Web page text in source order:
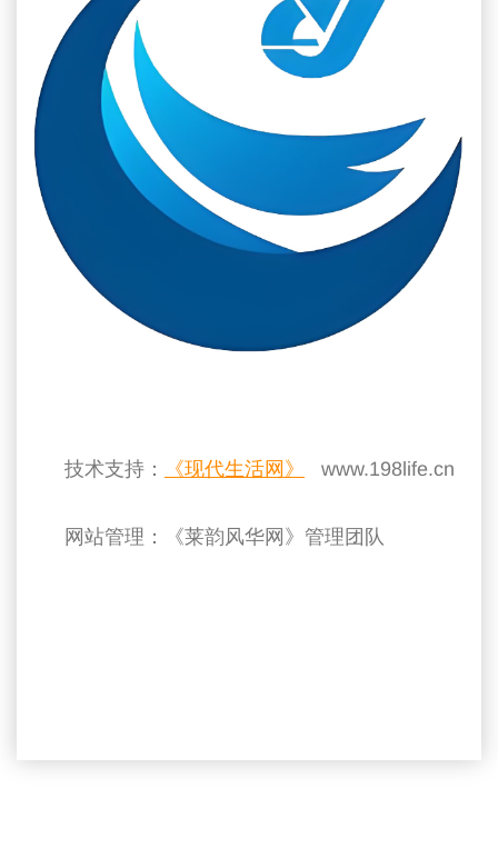
技术支持： 《现代生活网》 www.198life.cn
网站管理：《莱韵风华网》管理团队